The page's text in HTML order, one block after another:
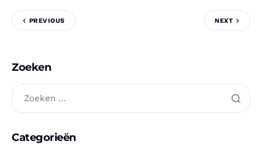
PREVIOUS NEXT
Zoeken
Categorieën